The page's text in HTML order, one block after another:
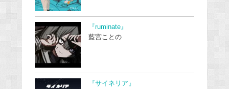
『ruminate』
藍宮ことの
『サイネリア』